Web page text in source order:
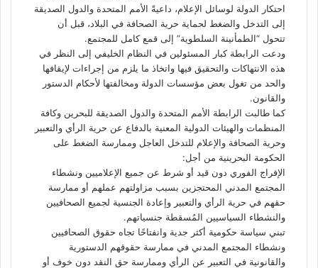
احتكار الدولة لوسائل الإعلام، داعيةً الأمم المتحدة والدول الصديقة
إلى التدخل والضغط لحماية حرية الصحافة في البلاد، قبل أن
تتحول “الطمأنينة السلطوية” إلى قمع كامل للمجتمع.
ودعت الرابطة كبار المسئولين في النظام الخليفي إلى النظر في
هذه الانتهاكات والتحقيق فيها واتخاذ ما يلزم من إجراءات لإيقافها
والحد من تغول بعض مؤسسات الدولة ومخالفتها لأحكام الدستور
والقانون.
كما طالبت الرابطة الأمم المتحدة والدول الصديقة للبحرين وكافة
المنظمات والهيئات الدولية المعنية بالدفاع عن حرية الرأي والتعبير
وحرية الصحافة والإعلام للتدخل العاجل وممارسة الضغط على
الحكومة البحرينية من أجل:
الإفراج الفوري دون قيد أو شرط عن جميع الإعلاميين ونشطاء
المجتمع المدني المحتجزين بسبب مزاولتهم عملهم أو ممارسة
حقهم في حرية الرأي والتعبير وإعادة الجنسية لجميع الصحافيين
والنشطاء السياسيين المُسقطة جنسياتهم.
تبني سياسة حكومية أكثر جدية وانفتاحًا تجاه حقوق الصحافيين
ونشطاء المجتمع المدني في ممارسة حقوقهم الدستورية
والقانونية في التعبير عن الرأي وممارسة حق النقد دون خوف أو